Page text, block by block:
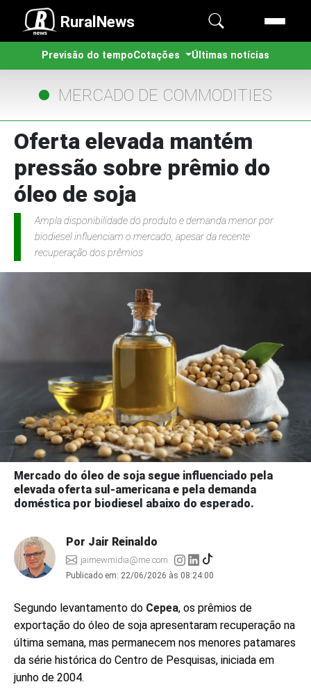
RuralNews
Previsão do tempoCotações Últimas notícias
MERCADO DE COMMODITIES
Oferta elevada mantém
pressão sobre prêmio do
óleo de soja
Ampla disponibilidade do produto e demanda menor por
biodiesel influenciam o mercado, apesar da recente
recuperação dos prêmios
Mercado do óleo de soja segue influenciado pela
elevada oferta sul-americana e pela demanda
doméstica por biodiesel abaixo do esperado.
Por Jair Reinaldo
jairnewmidia@me.com
Publicado em: 22/06/2026 às 08:24:00
Segundo levantamento do Cepea, os prêmios de
exportação do óleo de soja apresentaram recuperação na
última semana, mas permanecem nos menores patamares
da série histórica do Centro de Pesquisas, iniciada em
junho de 2004.